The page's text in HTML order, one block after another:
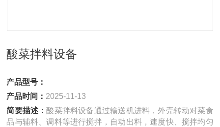
酸菜拌料设备
产品型号：
产品时间： 2025-11-13
简要描述：酸菜拌料设备通过输送机进料，外壳转动对菜食
品与辅料、调料等进行搅拌，自动出料，速度快、搅拌均匀